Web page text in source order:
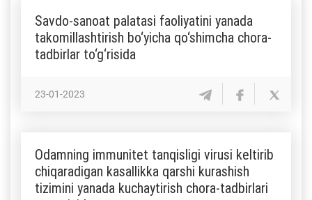
Savdo-sanoat palatasi faoliyatini yanada
takomillashtirish bo‘yicha qo‘shimcha chora-
tadbirlar to‘g‘risida
23-01-2023
Odamning immunitet tanqisligi virusi keltirib
chiqaradigan kasallikka qarshi kurashish
tizimini yanada kuchaytirish chora-tadbirlari